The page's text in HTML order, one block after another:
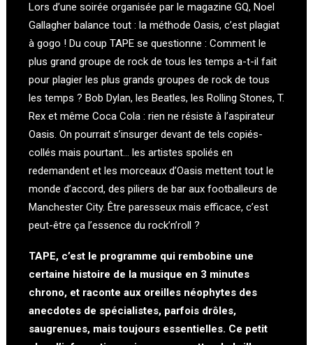
Lors d’une soirée organisée par le magazine GQ, Noel
Gallagher balance tout : la méthode Oasis, c’est plagiat
à gogo ! Du coup TAPE se questionne : Comment le
plus grand groupe de rock de tous les temps a-t-il fait
pour plagier les plus grands groupes de rock de tous
les temps ? Bob Dylan, les Beatles, les Rolling Stones, T.
Rex et même Coca Cola : rien ne résiste à l’aspirateur
Oasis. On pourrait s’insurger devant de tels copiés-
collés mais pourtant… les artistes spoliés en
redemandent et les morceaux d’Oasis mettent tout le
monde d’accord, des piliers de bar aux footballeurs de
Manchester City. Être paresseux mais efficace, c’est
peut-être ça l’essence du rock’n’roll ?
TAPE, c’est le programme qui rembobine une
certaine histoire de la musique en 3 minutes
chrono, et raconte aux oreilles néophytes des
anecdotes de spécialistes, parfois drôles,
saugrenues, mais toujours essentielles. Ce petit